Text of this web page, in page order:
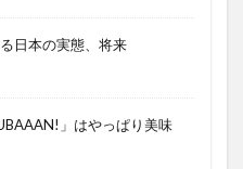
日本の実態、将来
」はやっぱり美味